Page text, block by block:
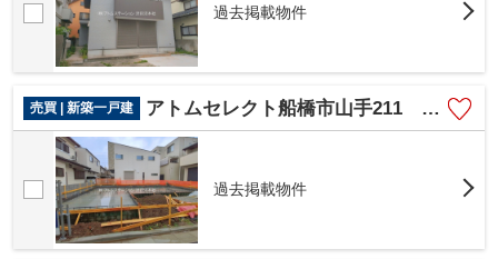
過去掲載物件
売買 | 新築一戸建 アトムセレクト船橋市山手211 1棟1号棟
過去掲載物件